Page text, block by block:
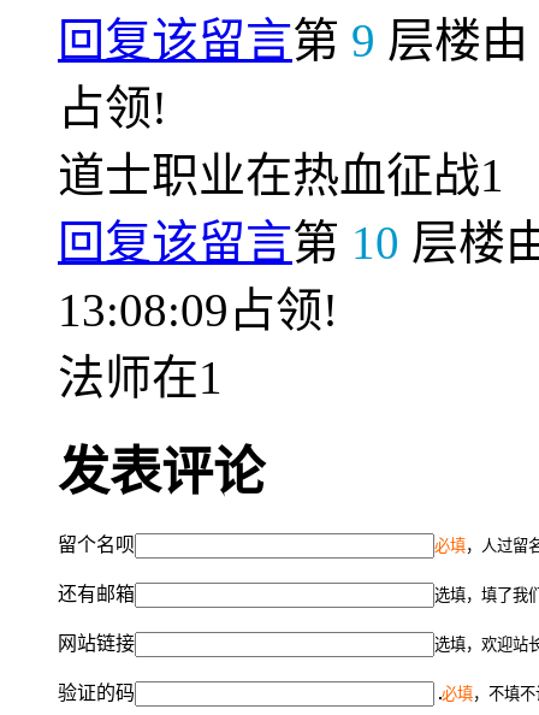
回复该留言第 9 层楼由
占领!
道士职业在热血征战1
回复该留言第 10 层楼
13:08:09占领!
法师在1
发表评论
留个名呗 必填，人过留
还有邮箱 选填，填了我
网站链接 选填，欢迎站
验证的码 必填，不填